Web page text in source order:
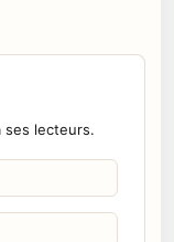
ses lecteurs.